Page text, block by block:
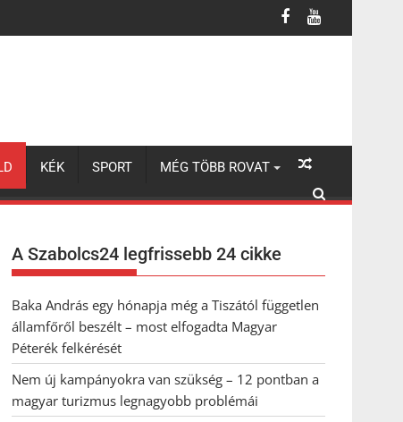
legnagyobb problémái
KÉK SPORT MÉG TÖBB ROVAT
A Szabolcs24 legfrissebb 24 cikke
Baka András egy hónapja még a Tiszától független
államfőről beszélt – most elfogadta Magyar
Péterék felkérését
Nem új kampányokra van szükség – 12 pontban a
magyar turizmus legnagyobb problémái